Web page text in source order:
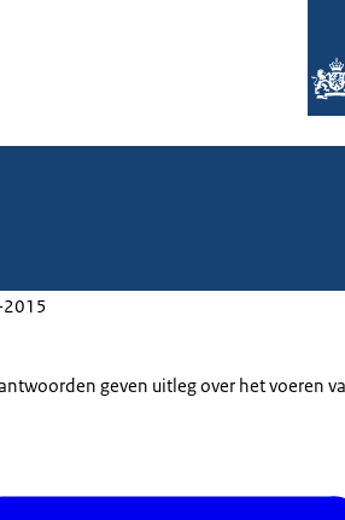
geven uitleg over het voeren